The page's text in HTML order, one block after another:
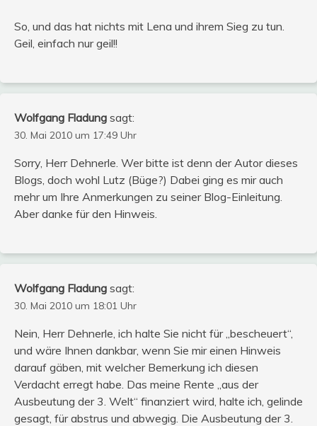
So, und das hat nichts mit Lena und ihrem Sieg zu tun.
Geil, einfach nur geil!!
Wolfgang Fladung sagt:
30. Mai 2010 um 17:49 Uhr
Sorry, Herr Dehnerle. Wer bitte ist denn der Autor dieses
Blogs, doch wohl Lutz (Büge?) Dabei ging es mir auch
mehr um Ihre Anmerkungen zu seiner Blog-Einleitung.
Aber danke für den Hinweis.
Wolfgang Fladung sagt:
30. Mai 2010 um 18:01 Uhr
Nein, Herr Dehnerle, ich halte Sie nicht für „bescheuert“,
und wäre Ihnen dankbar, wenn Sie mir einen Hinweis
darauf gäben, mit welcher Bemerkung ich diesen
Verdacht erregt habe. Das meine Rente „aus der
Ausbeutung der 3. Welt“ finanziert wird, halte ich, gelinde
gesagt, für abstrus und abwegig. Die Ausbeutung der 3.